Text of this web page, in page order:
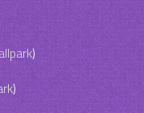
)
)